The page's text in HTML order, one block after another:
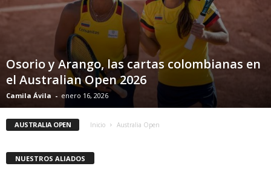
Osorio y Arango, las cartas colombianas en
el Australian Open 2026
Camila Ávila - enero 16, 2026
AUSTRALIA OPEN Inicio Australia Open
NUESTROS ALIADOS